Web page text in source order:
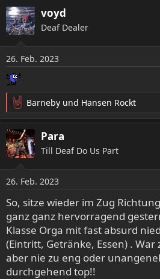
a
k
t
n
e
n
voyd
Deaf Dealer
26. Feb. 2023
R
e
a
k
t
n
e
n
:
Barneby und Hansen Rockt
Para
Till Deaf Do Us Part
26. Feb. 2023
So, sitze wieder im Zug
ganz ganz hervorragend
Klasse Orga mit fast absurd
(Eintritt, Getränke, Essen) .
aber nie zu eng oder
durchgehend top!!